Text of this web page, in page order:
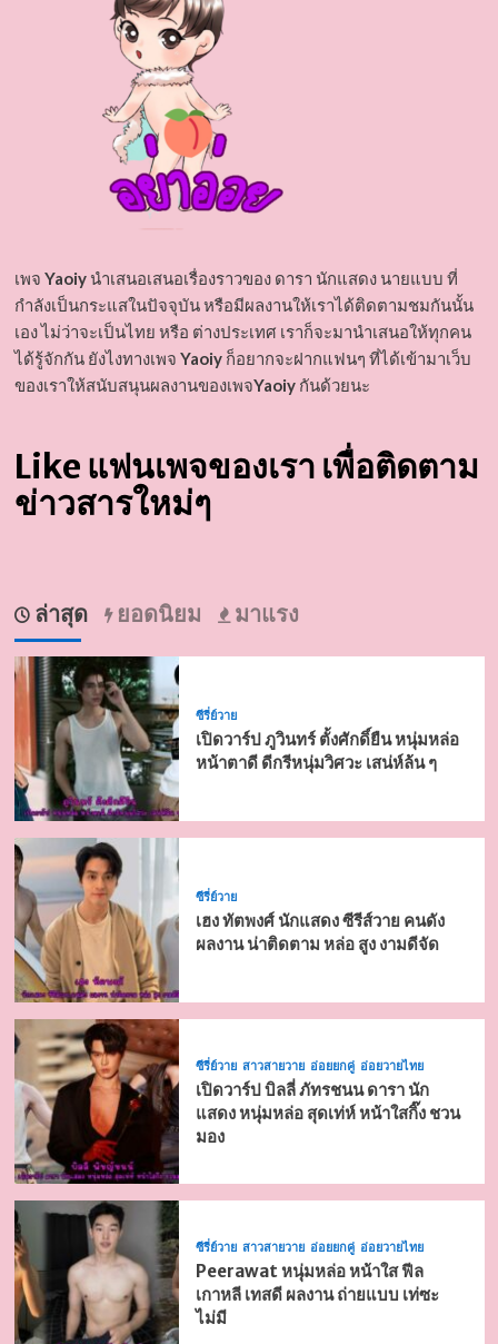
เพจ Yaoiyนำเสนอเสนอเรื่องราวของ ดารา นักแสดง นายแบบ ที่
กำลังเป็นกระแสในปัจจุบัน หรือมีผลงานให้เราได้ติดตามชมกันนั้น
เอง ไม่ว่าจะเป็นไทย หรือ ต่างประเทศ เราก็จะมานำเสนอให้ทุกคน
ได้รู้จักกัน ยังไงทางเพจ Yaoiyก็อยากจะฝากแฟนๆ ที่ได้เข้ามาเว็บ
ของเราให้สนับสนุนผลงานของเพจYaoiyกันด้วยนะ
Like แฟนเพจของเรา เพื่อติดตาม
ข่าวสารใหม่ๆ
ล่าสุด ยอดนิยม มาแรง
ซีรี่ย์วาย
เปิดวาร์ป ภูวินทร์ ตั้งศักดิ์ยืน หนุ่มหล่อ
หน้าตาดี ดีกรีหนุ่มวิศวะ เสน่ห์ล้น ๆ
ซีรี่ย์วาย
เฮง ทัตพงศ์ นักแสดง ซีรีส์วาย คนดัง
ผลงาน น่าติดตาม หล่อ สูง งามดีจัด
ซีรี่ย์วาย สาวสายวาย อ่อยยกคู่ อ่อยวายไทย
เปิดวาร์ป บิลลี่ ภัทรชนน ดารา นัก
แสดง หนุ่มหล่อ สุดเท่ห์ หน้าใสกิ๊ง ชวน
มอง
ซีรี่ย์วาย สาวสายวาย อ่อยยกคู่ อ่อยวายไทย
Peerawat หนุ่มหล่อ หน้าใส ฟีล
เกาหลี เทสดี ผลงาน ถ่ายแบบ เท่ซะ
ไม่มี